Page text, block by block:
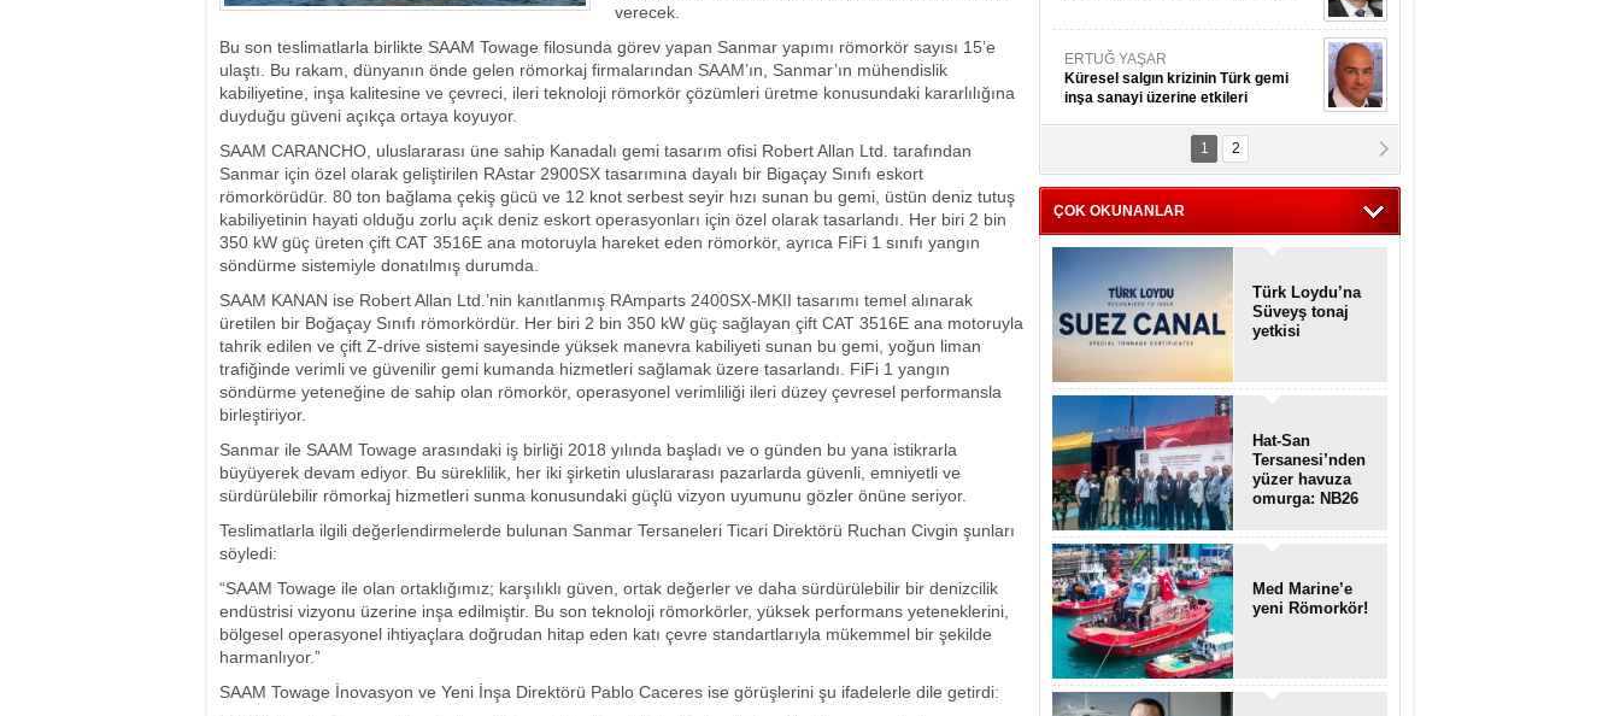
verecek.
Bu son teslimatlarla birlikte SAAM Towage filosunda görev yapan Sanmar yapımı römorkör sayısı 15’e
ulaştı. Bu rakam, dünyanın önde gelen römorkaj firmalarından SAAM’ın, Sanmar’ın mühendislik
kabiliyetine, inşa kalitesine ve çevreci, ileri teknoloji römorkör çözümleri üretme konusundaki kararlılığına
duyduğu güveni açıkça ortaya koyuyor.
SAAM CARANCHO, uluslararası üne sahip Kanadalı gemi tasarım ofisi Robert Allan Ltd. tarafından
Sanmar için özel olarak geliştirilen RAstar 2900SX tasarımına dayalı bir Bigaçay Sınıfı eskort
römorkörüdür. 80 ton bağlama çekiş gücü ve 12 knot serbest seyir hızı sunan bu gemi, üstün deniz tutuş
kabiliyetinin hayati olduğu zorlu açık deniz eskort operasyonları için özel olarak tasarlandı. Her biri 2 bin
350 kW güç üreten çift CAT 3516E ana motoruyla hareket eden römorkör, ayrıca FiFi 1 sınıfı yangın
söndürme sistemiyle donatılmış durumda.
SAAM KANAN ise Robert Allan Ltd.’nin kanıtlanmış RAmparts 2400SX-MKII tasarımı temel alınarak
üretilen bir Boğaçay Sınıfı römorkördür. Her biri 2 bin 350 kW güç sağlayan çift CAT 3516E ana motoruyla
tahrik edilen ve çift Z-drive sistemi sayesinde yüksek manevra kabiliyeti sunan bu gemi, yoğun liman
trafiğinde verimli ve güvenilir gemi kumanda hizmetleri sağlamak üzere tasarlandı. FiFi 1 yangın
söndürme yeteneğine de sahip olan römorkör, operasyonel verimliliği ileri düzey çevresel performansla
birleştiriyor.
Sanmar ile SAAM Towage arasındaki iş birliği 2018 yılında başladı ve o günden bu yana istikrarla
büyüyerek devam ediyor. Bu süreklilik, her iki şirketin uluslararası pazarlarda güvenli, emniyetli ve
sürdürülebilir römorkaj hizmetleri sunma konusundaki güçlü vizyon uyumunu gözler önüne seriyor.
Teslimatlarla ilgili değerlendirmelerde bulunan Sanmar Tersaneleri Ticari Direktörü Ruchan Civgin şunları
söyledi:
“SAAM Towage ile olan ortaklığımız; karşılıklı güven, ortak değerler ve daha sürdürülebilir bir denizcilik
endüstrisi vizyonu üzerine inşa edilmiştir. Bu son teknoloji römorkörler, yüksek performans yeteneklerini,
bölgesel operasyonel ihtiyaçlara doğrudan hitap eden katı çevre standartlarıyla mükemmel bir şekilde
harmanlıyor.”
SAAM Towage İnovasyon ve Yeni İnşa Direktörü Pablo Caceres ise görüşlerini şu ifadelerle dile getirdi:
ERTUĞ YAŞAR
Küresel salgın krizinin Türk gemi
inşa sanayi üzerine etkileri
Kpt. MESUT AZMİ GÖKSOY
ithafen...
1 2
ÇOK OKUNANLAR
Türk Loydu’na
Süveyş tonaj
yetkisi
Hat-San
Tersanesi’nden
yüzer havuza
omurga: NB26
Med Marine’e
yeni Römorkör!